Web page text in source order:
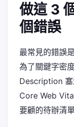
做這 3
個錯誤
最常見的錯誤
為了關鍵字密
Description 塞
Core Web
要顧的待辦清